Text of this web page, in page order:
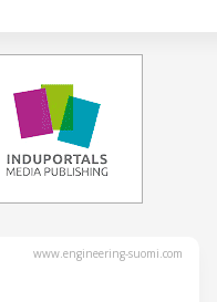
www.engineering-suomi.com